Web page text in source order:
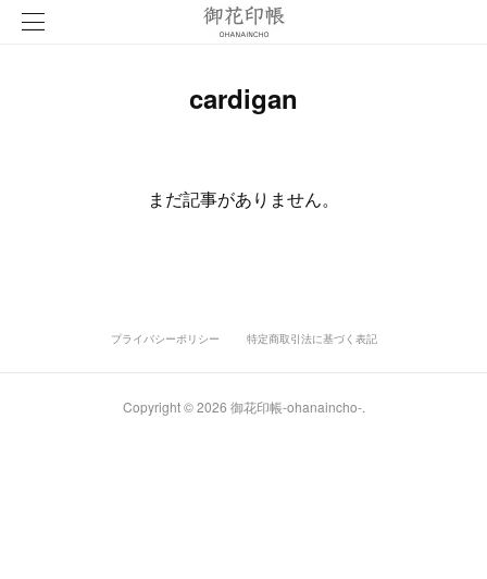
cardigan
まだ記事がありません。
プライバシーポリシー 特定商取引法に基づく表記
Copyright ©2026 御花印帳-ohanaincho-.